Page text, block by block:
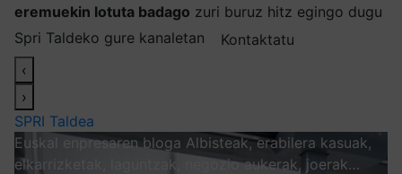
eremuekin lotuta badago zuri buruz hitz egingo dugu
Spri Taldeko gure kanaletan
Kontaktatu
‹
›
SPRI Taldea
Euskal enpresaren bloga Albisteak, erabilera kasuak,
elkarrizketak, laguntzak, negozio aukerak, joerak…